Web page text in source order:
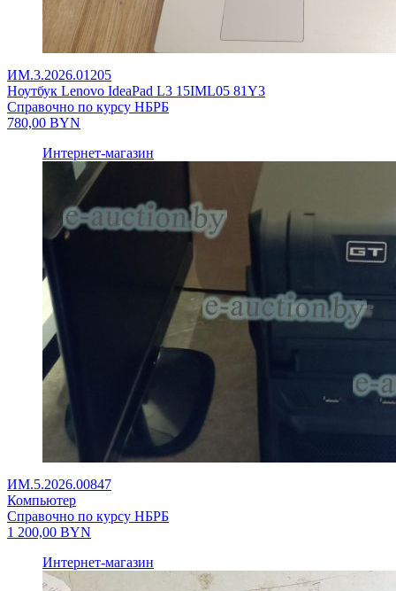
ИМ.3.2026.01205
Ноутбук Lenovo IdeaPad L3 15IML05 81Y3
Справочно по курсу НБРБ
780,00 BYN
Интернет-магазин
ИМ.5.2026.00847
Компьютер
Справочно по курсу НБРБ
1 200,00 BYN
Интернет-магазин